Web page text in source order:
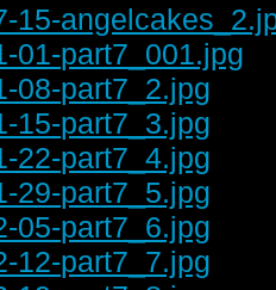
15-
01-part7_001.jpg
08-part7_2.jpg
15-part7_3.jpg
22-part7_4.jpg
29-part7_5.jpg
05-part7_6.jpg
12-part7_7.jpg